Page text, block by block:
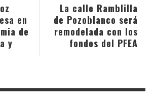
La calle Ramblilla
de Pozoblanco será
remodelada con los
fondos del PFEA
en
de
y